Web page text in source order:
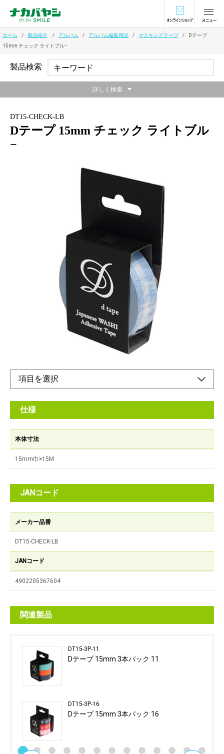
オンラインショ
ホーム 製品紹介 アルバム アルバム編集用品 マスキングテープ
Dテープ
15mm チェック ライトブル−
DT15-CHECK-LB
Dテープ 15mm チェック ライトブル
−
和紙を使ったマスキングテープ！
メーカー希望小売価格：
手で簡単にちぎれます。切ったあとの風合いも楽しめます。テー
プの上から文字も書けます。剥がしたあと糊残りがありません。
色、柄バラエティ豊富で使い方が広がります。
オンラインショップ
仕様
本体寸法
15mm巾×15M
JANコード
メーカー品番
DT15-CHECK-LB
JANコード
4902205367604
関連製品
DT15-3P-11
Dテープ 15mm 3本パック 11
DT15-3P-16
Dテープ 15mm 3本パック 16
製品検索
詳しく検索